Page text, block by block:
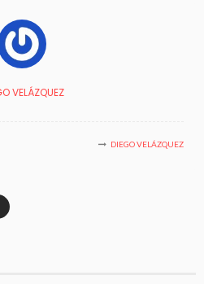
VELÁZQUEZ
DIEGO VELÁZQUEZ